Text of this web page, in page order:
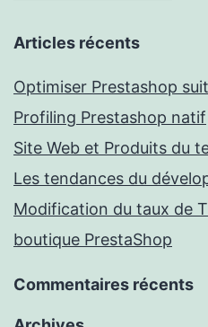
Articles récents
Optimiser Prestashop
Profiling Prestashop natif
Site Web et Produits du
Les tendances du
Modification du taux de
boutique PrestaShop
Commentaires récents